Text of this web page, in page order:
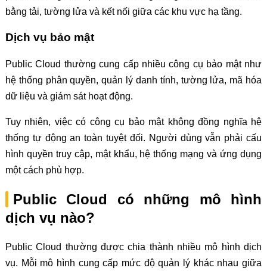
bằng tải, tường lửa và kết nối giữa các khu vực hạ tầng.
Dịch vụ bảo mật
Public Cloud thường cung cấp nhiều công cụ bảo mật như
hệ thống phân quyền, quản lý danh tính, tường lửa, mã hóa
dữ liệu và giám sát hoạt động.
Tuy nhiên, việc có công cụ bảo mật không đồng nghĩa hệ
thống tự động an toàn tuyệt đối. Người dùng vẫn phải cấu
hình quyền truy cập, mật khẩu, hệ thống mạng và ứng dụng
một cách phù hợp.
Public Cloud có những mô hình
dịch vụ nào?
Public Cloud thường được chia thành nhiều mô hình dịch
vụ. Mỗi mô hình cung cấp mức độ quản lý khác nhau giữa